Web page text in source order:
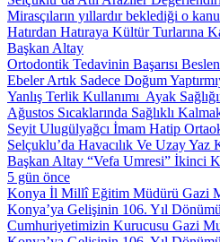
Mirasçıların yıllardır beklediği o
Hatırdan Hatıraya Kültür Turlarına
Başkan Altay
Ortodontik Tedavinin Başarısı
Ebeler Artık Sadece Doğum
Yanlış Terlik Kullanımı Ayak
Ağustos Sıcaklarında Sağlıklı
Seyit Ulugülyağcı İmam Hatip
Selçuklu’da Havacılık Ve Uzay Yaz
Başkan Altay “Vefa Umresi” İkinci
5 gün önce
Konya İl Millî Eğitim Müdürü Gazi
Konya’ya Gelişinin 106. Yıl
Cumhuriyetimizin Kurucusu Gazi